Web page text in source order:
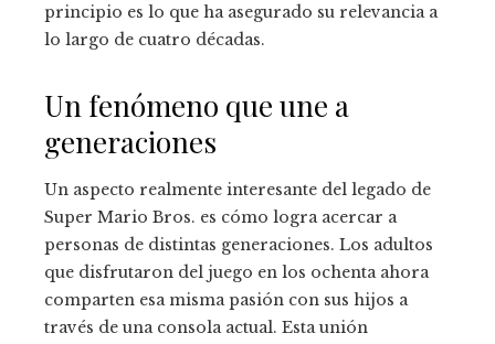
principio es lo que ha asegurado su relevancia a
lo largo de cuatro décadas.
Un fenómeno que une a
generaciones
Un aspecto realmente interesante del legado de
Super Mario Bros. es cómo logra acercar a
personas de distintas generaciones. Los adultos
que disfrutaron del juego en los ochenta ahora
comparten esa misma pasión con sus hijos a
través de una consola actual. Esta unión